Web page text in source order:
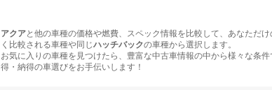
アクアと他の車種の価格や燃費、スペック情報を比較して、あなただけ
く比較される車種や同じハッチバックの車種から選択します。
お気に入りの車種を見つけたら、豊富な中古車情報の中から様々な条
得・納得の車選びをお手伝いします！